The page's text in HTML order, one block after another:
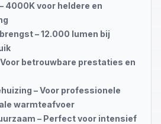
4000K voor heldere en
– 12.000 lumen bij
betrouwbare prestaties en
– Voor professionele
warmteafvoer
– Perfect voor intensief